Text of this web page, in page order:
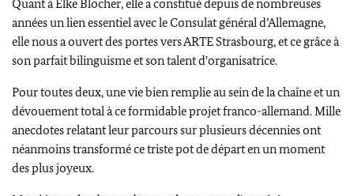
Quant à Elke Blocher, elle a constitué depuis de nombreuses
années un lien essentiel avec le Consulat général d’Allemagne,
elle nous a ouvert des portes vers ARTE Strasbourg, et ce grâce à
son parfait bilinguisme et son talent d'organisatrice.
Pour toutes deux, une vie bien remplie au sein de la chaîne et un
dévouement total à ce formidable projet franco-allemand. Mille
anecdotes relatant leur parcours sur plusieurs décennies ont
néanmoins transformé ce triste pot de départ en un moment
des plus joyeux.